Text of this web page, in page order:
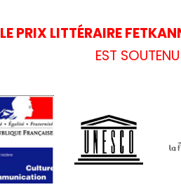
LE PRIX LITTÉRAIRE
EST